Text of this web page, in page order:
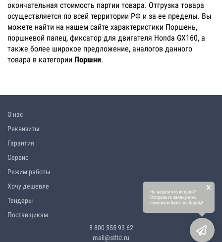
окончательная стоимость партии товара. Отгрузка товара
осуществляется по всей территории РФ и за ее пределы. Вы
можете найти на нашем сайте характеристики Поршень,
поршневой палец, фиксатор для двигателя Honda GX160, а
также более широкое предложение, аналогов данного
товара в категории Поршни.
О нас
Реквизиты
Гарантия
Сервис
Режим работы
Хочу дешевле
Тендеры
Поставщикам
8 800 555 93 62
mail@stltd.ru
Не нашли что искали?
Отправьте заявку и мы
поможем Вам с выбором!
×